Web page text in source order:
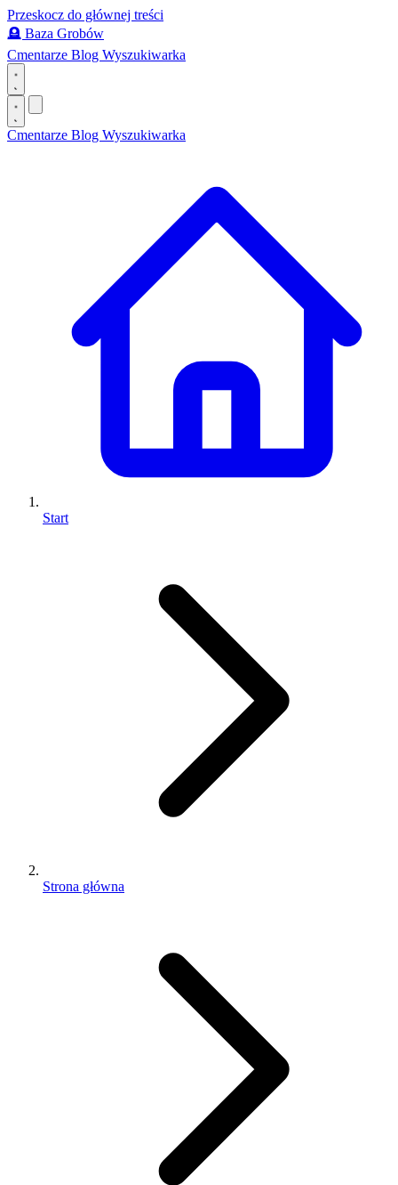
Przeskocz do głównej treści
🪦 Baza Grobów
Cmentarze Blog Wyszukiwarka
Cmentarze Blog Wyszukiwarka
Start
Strona główna